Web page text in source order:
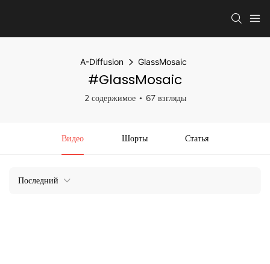
A-Diffusion GlassMosaic
#GlassMosaic
2 содержимое 67 взгляды
Видео Шорты Статья
Последний